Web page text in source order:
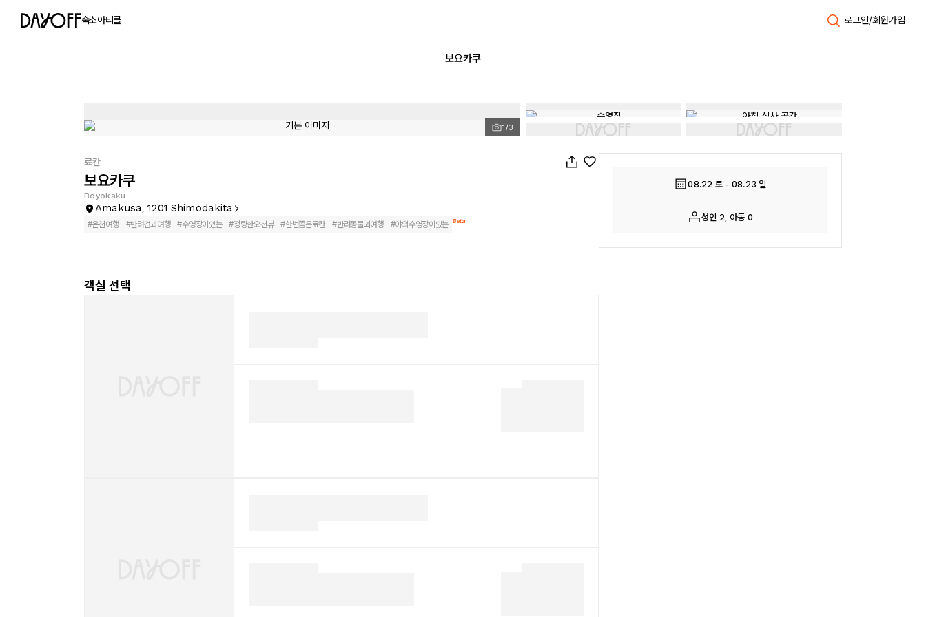
숙소아티클 로그인/회원가입
보요카쿠
1/3
료칸
보요카쿠
Boyokaku
Amakusa, 1201 Shimodakita
#온천여행 #반려견과여행 #수영장이있는 #청량한오션뷰 #한번쯤은료칸 #반려동물과여행 #야외수영장이있는 Beta
객실 선택
08.22 토 - 08.23 일
성인 2, 아동 0